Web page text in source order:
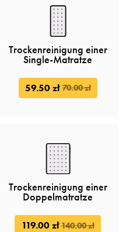
Trockenreinigung einer
Single-Matratze
59.50 zł 70.00 zł
Trockenreinigung einer
Doppelmatratze
119.00 zł 140.00 zł